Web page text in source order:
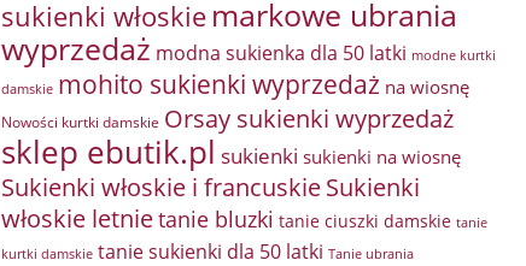
sukienki włoskie markowe ubrania
wyprzedaż modna sukienka dla 50 latki modne kurtki
damskie mohito sukienki wyprzedaż na wiosnę
Nowości kurtki damskie Orsay sukienki wyprzedaż
sklep ebutik.pl sukienki sukienki na wiosnę
Sukienki włoskie i francuskieSukienki
włoskie letnietanie bluzki tanie ciuszki damskie tanie
kurtki damskie tanie sukienki dla 50 latki Tanie ubrania